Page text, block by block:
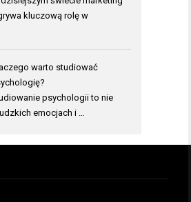
kluczową rolę w
warto studiować
psychologii to nie
emocjach i …